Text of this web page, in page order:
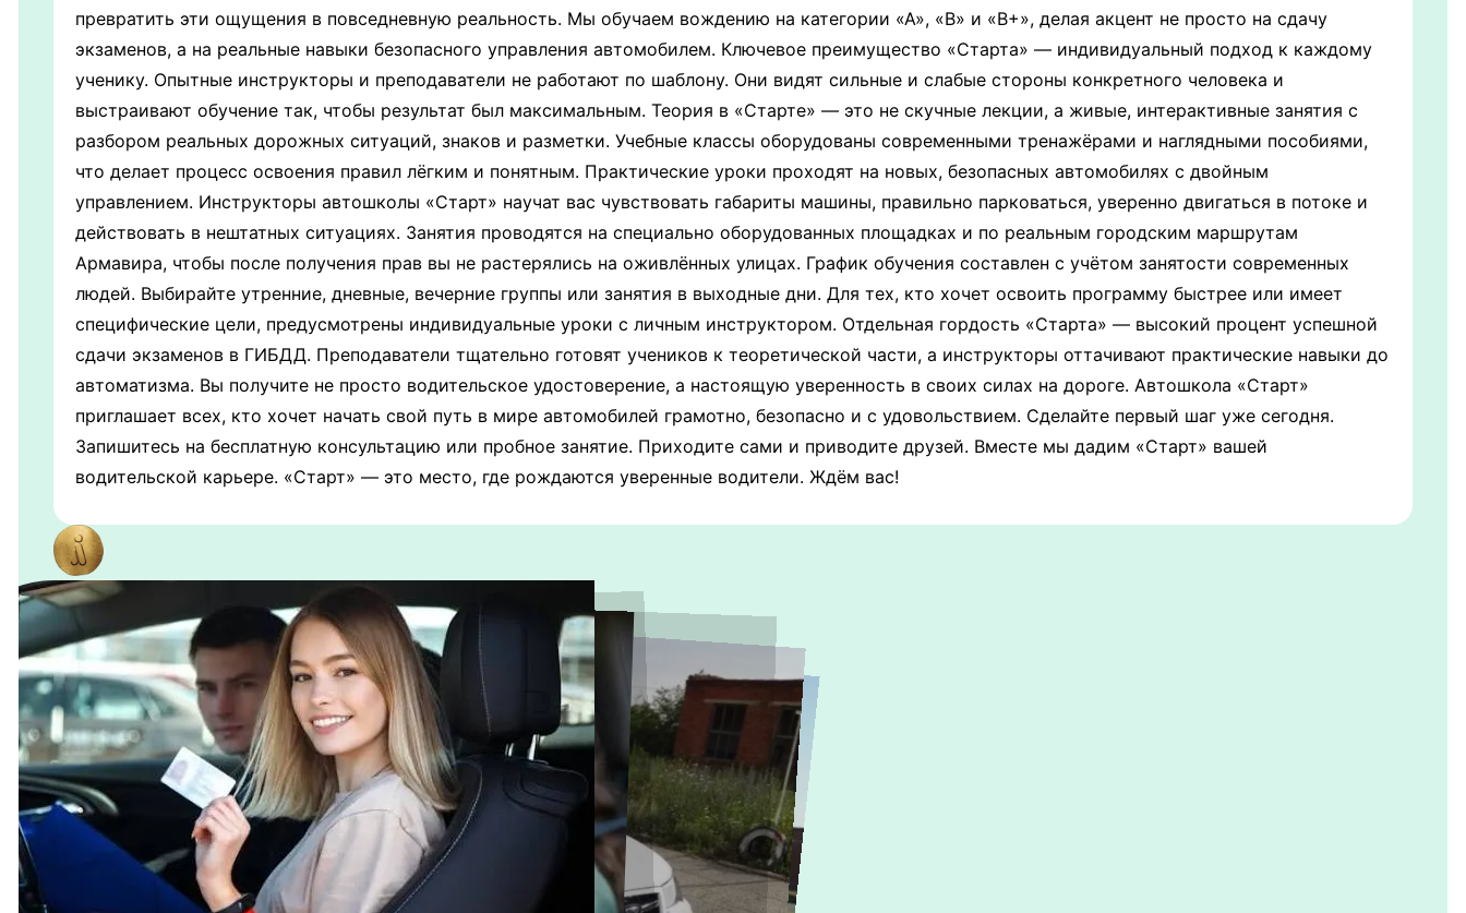
превратить эти ощущения в повседневную реальность. Мы обучаем вождению на категории «А», «В» и «В+», делая акцент не просто на сдачу
экзаменов, а на реальные навыки безопасного управления автомобилем. Ключевое преимущество «Старта» — индивидуальный подход к каждому
ученику. Опытные инструкторы и преподаватели не работают по шаблону. Они видят сильные и слабые стороны конкретного человека и
выстраивают обучение так, чтобы результат был максимальным. Теория в «Старте» — это не скучные лекции, а живые, интерактивные занятия с
разбором реальных дорожных ситуаций, знаков и разметки. Учебные классы оборудованы современными тренажёрами и наглядными пособиями,
что делает процесс освоения правил лёгким и понятным. Практические уроки проходят на новых, безопасных автомобилях с двойным
управлением. Инструкторы автошколы «Старт» научат вас чувствовать габариты машины, правильно парковаться, уверенно двигаться в потоке и
действовать в нештатных ситуациях. Занятия проводятся на специально оборудованных площадках и по реальным городским маршрутам
Армавира, чтобы после получения прав вы не растерялись на оживлённых улицах. График обучения составлен с учётом занятости современных
людей. Выбирайте утренние, дневные, вечерние группы или занятия в выходные дни. Для тех, кто хочет освоить программу быстрее или имеет
специфические цели, предусмотрены индивидуальные уроки с личным инструктором. Отдельная гордость «Старта» — высокий процент успешной
сдачи экзаменов в ГИБДД. Преподаватели тщательно готовят учеников к теоретической части, а инструкторы оттачивают практические навыки до
автоматизма. Вы получите не просто водительское удостоверение, а настоящую уверенность в своих силах на дороге. Автошкола «Старт»
приглашает всех, кто хочет начать свой путь в мире автомобилей грамотно, безопасно и с удовольствием. Сделайте первый шаг уже сегодня.
Запишитесь на бесплатную консультацию или пробное занятие. Приходите сами и приводите друзей. Вместе мы дадим «Старт» вашей
водительской карьере. «Старт» — это место, где рождаются уверенные водители. Ждём вас!